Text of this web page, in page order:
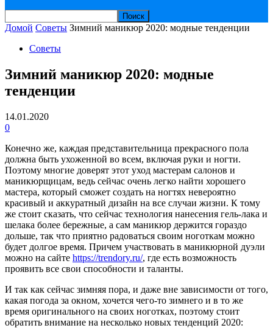
Домой Советы Зимний маникюр 2020: модные тенденции
Советы
Зимний маникюр 2020: модные
тенденции
14.01.2020
0
Конечно же, каждая представительница прекрасного пола
должна быть ухоженной во всем, включая руки и ногти.
Поэтому многие доверят этот уход мастерам салонов и
маникюрщицам, ведь сейчас очень легко найти хорошего
мастера, который сможет создать на ногтях невероятно
красивый и аккуратный дизайн на все случаи жизни. К тому
же стоит сказать, что сейчас технология нанесения гель-лака и
шелака более бережные, а сам маникюр держится гораздо
дольше, так что приятно радоваться своим ноготкам можно
будет долгое время. Причем участвовать в маникюрной дуэли
можно на сайте https://trendory.ru/, где есть возможность
проявить все свои способности и таланты.
И так как сейчас зимняя пора, и даже вне зависимости от того,
какая погода за окном, хочется чего-то зимнего и в то же
время оригинального на своих ноготках, поэтому стоит
обратить внимание на несколько новых тенденций 2020: